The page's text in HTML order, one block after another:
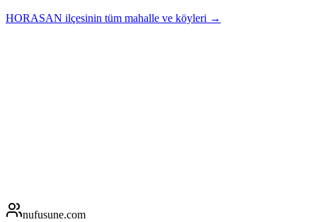
HORASAN ilçesinin tüm mahalle ve köyleri →
nufusune.com